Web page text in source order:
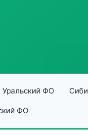
Уральский ФО
ФО